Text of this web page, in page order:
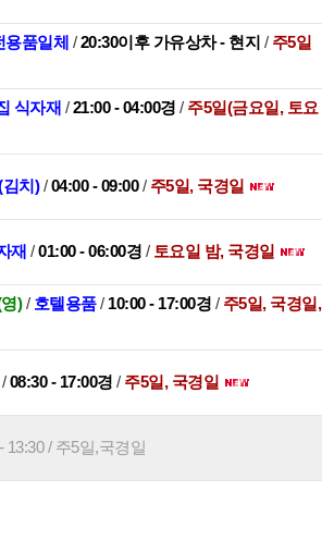
용품일체 /20:30이후 가유상차 - 현지 / 주5일
식자재 /21:00 - 04:00경 / 주5일(금요일, 토요
치)/04:00 - 09:00/ 주5일, 국경일
재 /01:00 - 06:00경 / 토요일 밤, 국경일
)/ 호텔용품/ 10:00 - 17:00경 / 주5일, 국경일,
/08:30 - 17:00경 / 주5일, 국경일
/ 주5일,국경일